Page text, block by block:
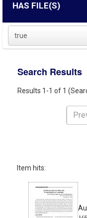
HAS FILE(S)
true
Search Results
Results 1-1 of 1
Item hits: